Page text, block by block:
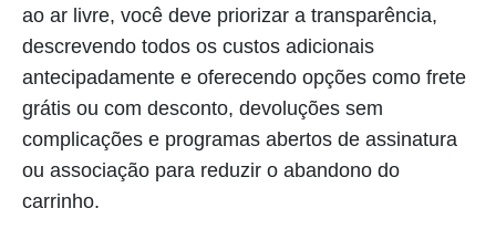
ao ar livre, você deve priorizar a transparência,
descrevendo todos os custos adicionais
antecipadamente e oferecendo opções como frete
grátis ou com desconto, devoluções sem
complicações e programas abertos de assinatura
ou associação para reduzir o abandono do
carrinho.